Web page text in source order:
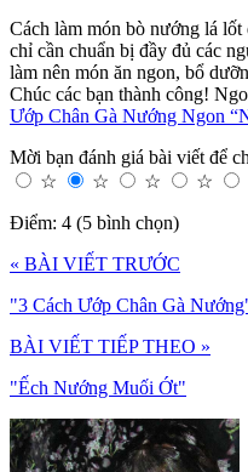
Cách làm món bò nướng lá
chỉ cần chuẩn bị đầy đủ các
làm nên món ăn ngon, bổ
Chúc các bạn thành công!
Ướp Chân Gà Nướng Ngon
Mời bạn đánh giá bài viết để
☆
☆ ☆ ☆
Điểm: 4 (5 bình chọn)
« BÀI VIẾT TRƯỚC
"3 Cách Ướp Chân Gà
BÀI VIẾT TIẾP THEO »
"Ếch Nướng Muối Ớt"